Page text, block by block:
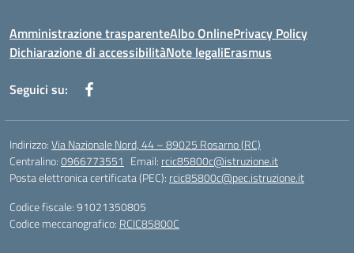
Amministrazione trasparenteAlbo OnlinePrivacy Policy
Dichiarazione di accessibilitàNote legaliErasmus
Seguici su:
Indirizzo:Via Nazionale Nord, 44 – 89025 Rosarno (RC)
Centralino:0966773551 Email: rcic85800c@istruzione.it
Posta elettronica certificata (PEC): rcic85800c@pec.istruzione.it
Codice fiscale: 91021350805
Codice meccanografico: RCIC85800C